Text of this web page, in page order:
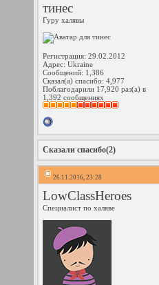
тинес
Гуру халявы
Регистрация: 29.02.2012
Адрес: Ukraine
Сообщений: 1,386
Сказал(а) спасибо: 4,977
Поблагодарили 17,920 раз(а) в
1,392 сообщениях
Сказали спасибо(2)
26.11.2016, 23:28
LowClassHeroes
Специалист по халяве